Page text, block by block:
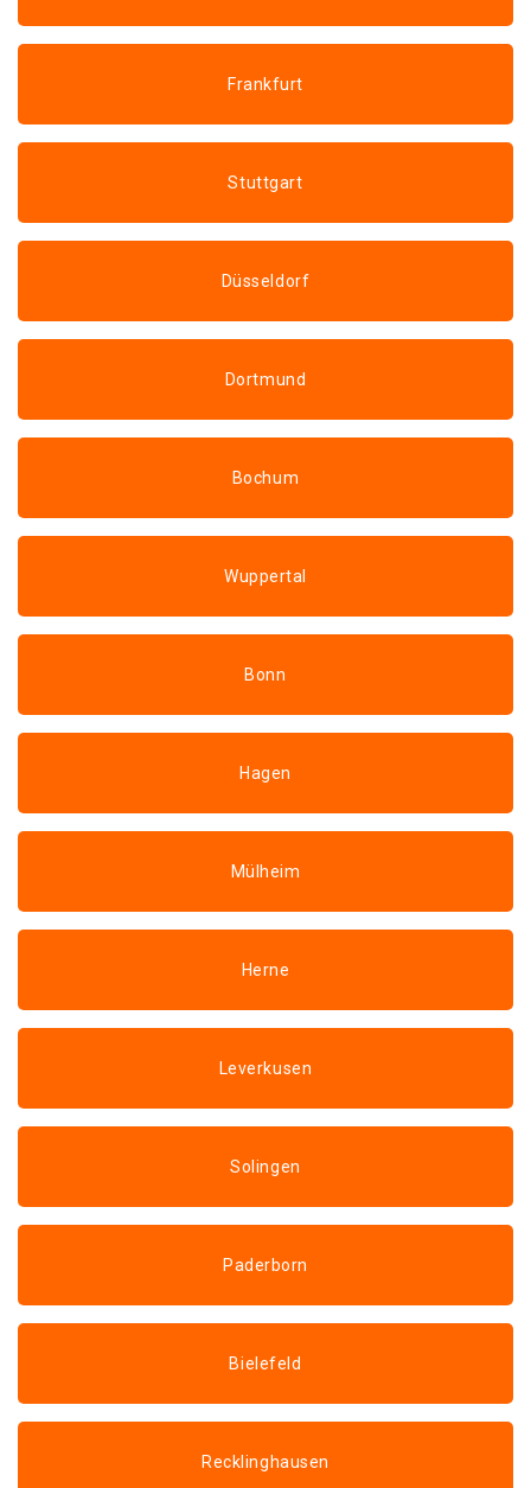
Frankfurt
Stuttgart
Düsseldorf
Dortmund
Bochum
Wuppertal
Bonn
Hagen
Mülheim
Herne
Leverkusen
Solingen
Paderborn
Bielefeld
Recklinghausen